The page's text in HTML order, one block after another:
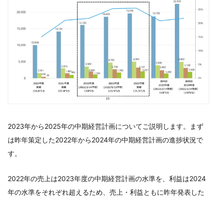
2023年から2025年の中期経営計画についてご説明します。まず
は昨年策定した2022年から2024年の中期経営計画の進捗状況で
す。
2022年の売上は2023年度の中期経営計画の水準を、利益は2024
年の水準をそれぞれ超えるため、売上・利益ともに昨年発表した